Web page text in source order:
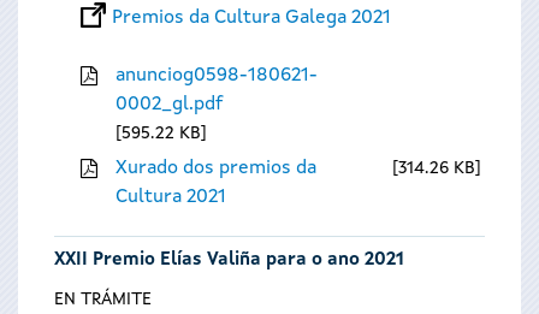
Premios da Cultura Galega 2021
anunciog0598-180621-
0002_gl.pdf
595.22 KB
Xurado dos premios da
Cultura 2021
314.26 KB
XXII Premio Elías Valiña para o ano 2021
EN TRÁMITE